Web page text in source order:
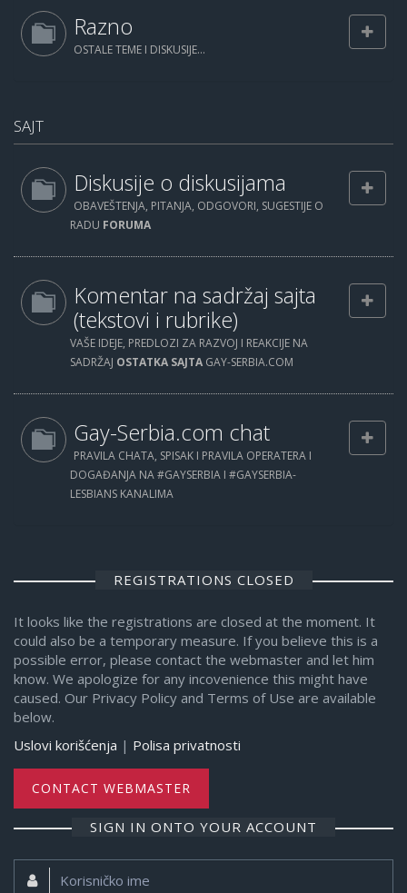
Razno
OSTALE TEME I DISKUSIJE...
SAJT
Diskusije o diskusijama
OBAVEŠTENJA, PITANJA, ODGOVORI, SUGESTIJE O
RADU FORUMA
Komentar na sadržaj sajta
(tekstovi i rubrike)
VAŠE IDEJE, PREDLOZI ZA RAZVOJ I REAKCIJE NA
SADRŽAJ OSTATKA SAJTA GAY-SERBIA.COM
Gay-Serbia.com chat
PRAVILA CHATA, SPISAK I PRAVILA OPERATERA I
DOGAĐANJA NA #GAYSERBIA I #GAYSERBIA-
LESBIANS KANALIMA
REGISTRATIONS CLOSED
It looks like the registrations are closed at the moment. It
could also be a temporary measure. If you believe this is a
possible error, please contact the webmaster and let him
know. We apologize for any incovenience this might have
caused. Our Privacy Policy and Terms of Use are available
below.
Uslovi korišćenja | Polisa privatnosti
CONTACT WEBMASTER
SIGN IN ONTO YOUR ACCOUNT
Korisničko